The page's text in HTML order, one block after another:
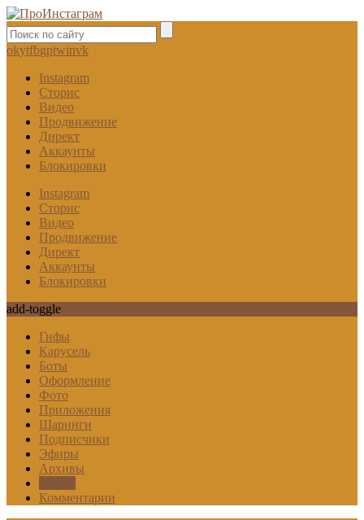
okytfbgptwinvk
Instagram
Сторис
Видео
Продвижение
Директ
Аккаунты
Блокировки
Instagram
Сторис
Видео
Продвижение
Директ
Аккаунты
Блокировки
add-toggle
Гифы
Карусель
Боты
Оформление
Фото
Приложения
Шаринги
Подписчики
Эфиры
Архивы
Комментарии